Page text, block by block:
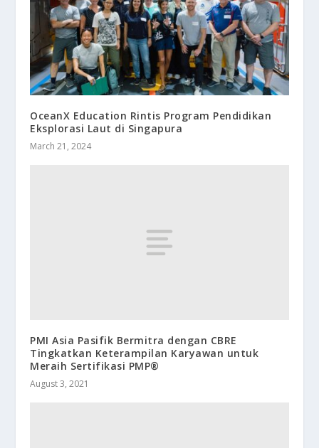
OceanX Education Rintis Program Pendidikan
Eksplorasi Laut di Singapura
March 21, 2024
PMI Asia Pasifik Bermitra dengan CBRE
Tingkatkan Keterampilan Karyawan untuk
Meraih Sertifikasi PMP®
August 3, 2021